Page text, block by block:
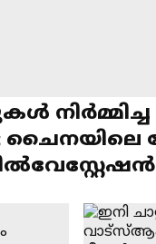
നിർമ്മിച്ച
ചോങ്
|